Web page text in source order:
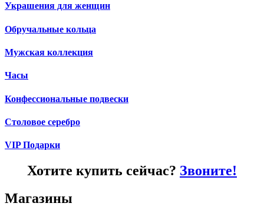
Украшения для женщин
Обручальные кольца
Мужская коллекция
Часы
Конфессиональные подвески
Столовое серебро
VIP Подарки
Хотите купить сейчас? Звоните!
Магазины